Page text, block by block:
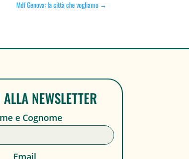
Mdf Genova: la città che vogliamo→
NEWSLETTER
e Cognome
Email